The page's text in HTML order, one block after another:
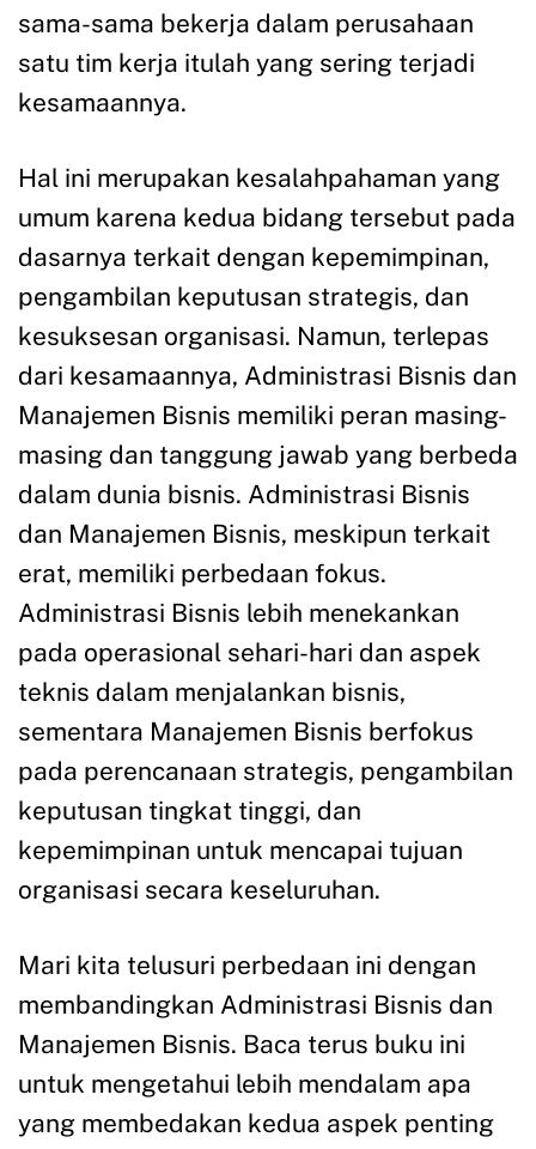
sama-sama bekerja dalam perusahaan
satu tim kerja itulah yang sering terjadi
kesamaannya.
Hal ini merupakan kesalahpahaman yang
umum karena kedua bidang tersebut pada
dasarnya terkait dengan kepemimpinan,
pengambilan keputusan strategis, dan
kesuksesan organisasi. Namun, terlepas
dari kesamaannya, Administrasi Bisnis dan
Manajemen Bisnis memiliki peran masing-
masing dan tanggung jawab yang berbeda
dalam dunia bisnis. Administrasi Bisnis
dan Manajemen Bisnis, meskipun terkait
erat, memiliki perbedaan fokus.
Administrasi Bisnis lebih menekankan
pada operasional sehari-hari dan aspek
teknis dalam menjalankan bisnis,
sementara Manajemen Bisnis berfokus
pada perencanaan strategis, pengambilan
keputusan tingkat tinggi, dan
kepemimpinan untuk mencapai tujuan
organisasi secara keseluruhan.
Mari kita telusuri perbedaan ini dengan
membandingkan Administrasi Bisnis dan
Manajemen Bisnis. Baca terus buku ini
untuk mengetahui lebih mendalam apa
yang membedakan kedua aspek penting